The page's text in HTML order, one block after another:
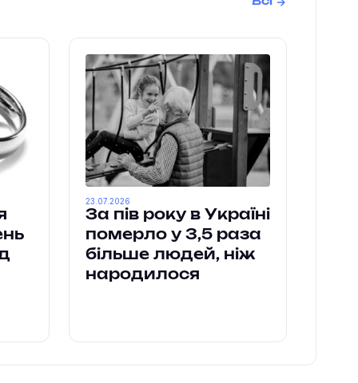
За пів року в Україні
померло у 3,5 раза
більше людей, ніж
народилося
23.07.2026